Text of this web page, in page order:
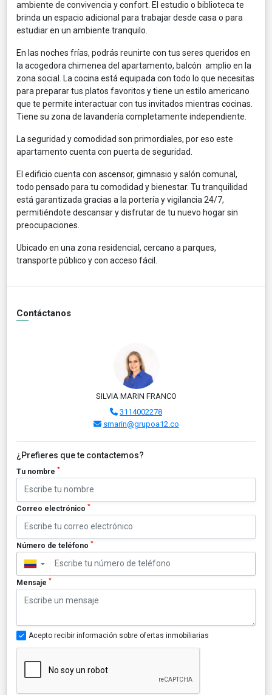
ambiente de convivencia y confort. El estudio o biblioteca te
brinda un espacio adicional para trabajar desde casa o para
estudiar en un ambiente tranquilo.
En las noches frías, podrás reunirte con tus seres queridos en
la acogedora chimenea del apartamento, balcón amplio en la
zona social. La cocina está equipada con todo lo que necesitas
para preparar tus platos favoritos y tiene un estilo americano
que te permite interactuar con tus invitados mientras cocinas.
Tiene su zona de lavandería completamente independiente.
La seguridad y comodidad son primordiales, por eso este
apartamento cuenta con puerta de seguridad.
El edificio cuenta con ascensor, gimnasio y salón comunal,
todo pensado para tu comodidad y bienestar. Tu tranquilidad
está garantizada gracias a la portería y vigilancia 24/7,
permitiéndote descansar y disfrutar de tu nuevo hogar sin
preocupaciones.
Ubicado en una zona residencial, cercano a parques,
transporte público y con acceso fácil.
Contáctanos
SILVIA MARIN FRANCO
3114002278
smarin@grupoa12.co
¿Prefieres que te contactemos?
Tu nombre *
Correo electrónico *
Número de teléfono *
▼
Mensaje *
Acepto recibir información sobre ofertas inmobiliarias